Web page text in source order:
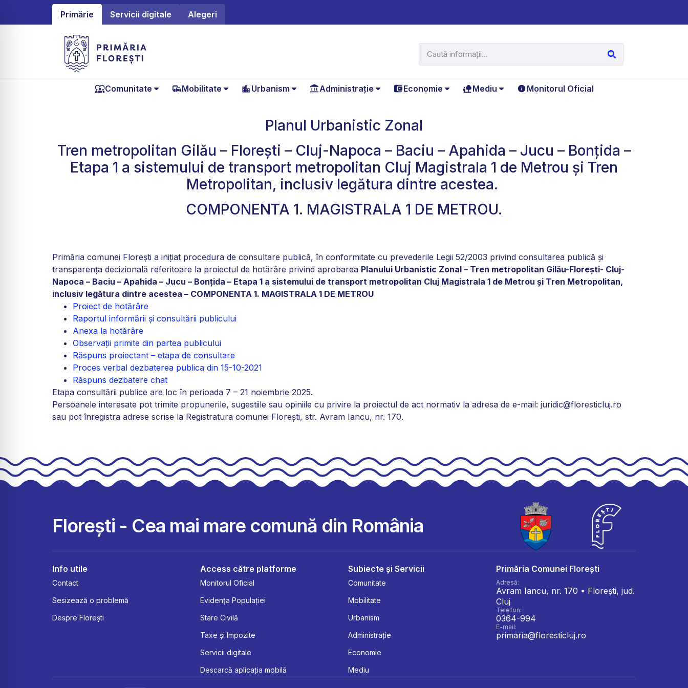
Primărie Servicii digitale Alegeri
Comunitate Mobilitate Urbanism Administrație Economie Mediu Monitorul Oficial
Planul Urbanistic Zonal
Tren metropolitan Gilău – Florești – Cluj-Napoca – Baciu – Apahida – Jucu – Bonțida –
Etapa 1 a sistemului de transport metropolitan Cluj Magistrala 1 de Metrou și Tren
Metropolitan, inclusiv legătura dintre acestea.
COMPONENTA 1. MAGISTRALA 1 DE METROU.
Primăria comunei Florești a inițiat procedura de consultare publică, în conformitate cu prevederile Legii 52/2003 privind consultarea publică și
transparența decizională referitoare la proiectul de hotărâre privind aprobarea Planului Urbanistic Zonal – Tren metropolitan Gilău-Florești- Cluj-
Napoca – Baciu – Apahida – Jucu – Bonțida – Etapa 1 a sistemului de transport metropolitan Cluj Magistrala 1 de Metrou și Tren Metropolitan,
inclusiv legătura dintre acestea – COMPONENTA 1. MAGISTRALA 1 DE METROU
Proiect de hotărâre
Raportul informării și consultării publicului
Anexa la hotărâre
Observații primite din partea publicului
Răspuns proiectant – etapa de consultare
Proces verbal dezbaterea publica din 15-10-2021
Răspuns dezbatere chat
Etapa consultării publice are loc în perioada 7 – 21 noiembrie 2025.
Persoanele interesate pot trimite propunerile, sugestiile sau opiniile cu privire la proiectul de act normativ la adresa de e-mail: juridic@floresticluj.ro
sau pot înregistra adrese scrise la Registratura comunei Florești, str. Avram Iancu, nr. 170.
Florești - Cea mai mare comună din România
Info utile
Contact
Sesizează o problemă
Despre Florești
Access către platforme
Monitorul Oficial
Evidența Populației
Stare Civilă
Taxe și Impozite
Servicii digitale
Descarcă aplicația mobilă
Subiecte și Servicii
Comunitate
Mobilitate
Urbanism
Administrație
Economie
Mediu
Primăria Comunei Florești
Adresă:
Avram Iancu, nr. 170 • Florești, jud.
Cluj
Telefon:
0364-994
E-mail:
primaria@floresticluj.ro